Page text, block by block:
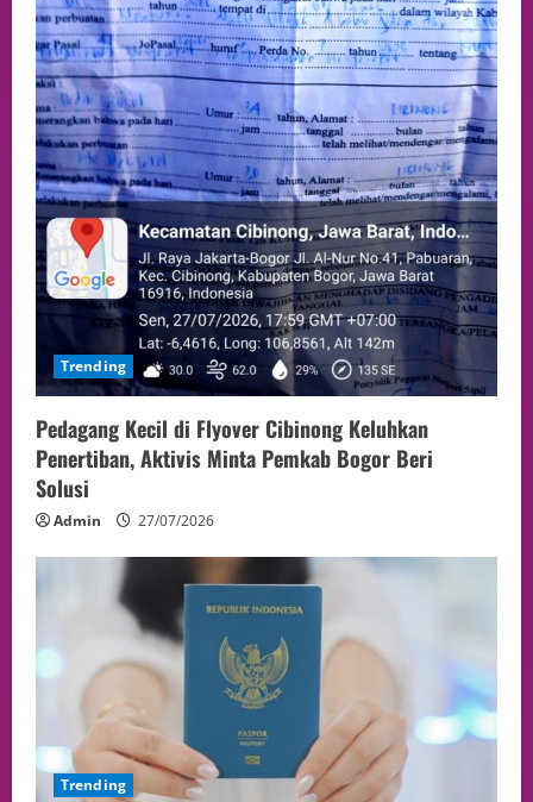
Trending
Pedagang Kecil di Flyover Cibinong Keluhkan
Penertiban, Aktivis Minta Pemkab Bogor Beri
Solusi
Admin 27/07/2026
Trending